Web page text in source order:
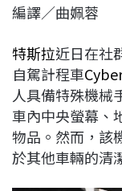
c
b
o
o
k
n
編譯／曲姵蓉
特斯拉近日在社
自駕計程車
人具備特殊機械
車內中央螢幕、
物品。然而，該
於其他車輛的清